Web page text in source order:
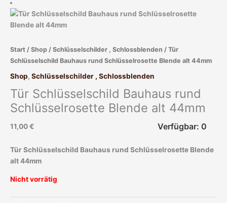
Start / Shop / Schlüsselschilder , Schlossblenden / Tür
Schlüsselschild Bauhaus rund Schlüsselrosette Blende alt 44mm
Shop, Schlüsselschilder , Schlossblenden
Tür Schlüsselschild Bauhaus rund
Schlüsselrosette Blende alt 44mm
11,00€ Verfügbar: 0
Tür Schlüsselschild Bauhaus rund Schlüsselrosette Blende
alt 44mm
Nicht vorrätig